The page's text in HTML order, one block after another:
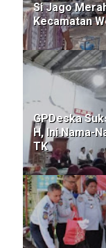
Si Jago
Kecamatan
GPDeska
H, Ini Nama-
TK